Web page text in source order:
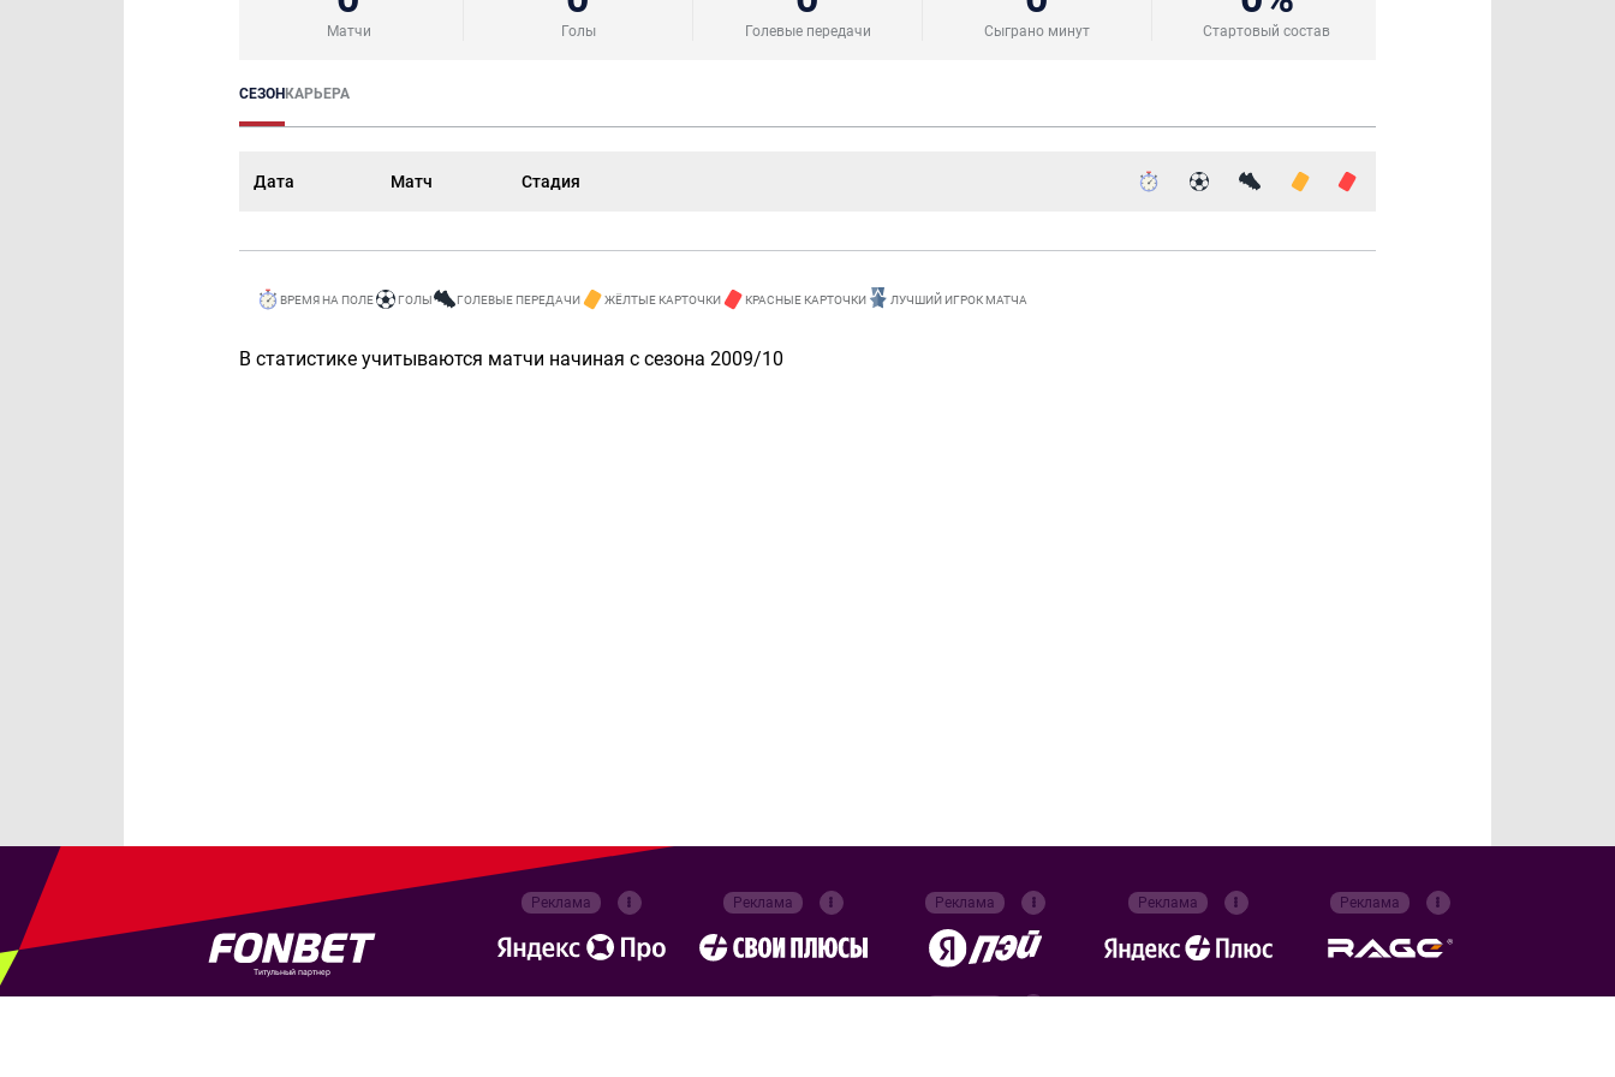
Матчи Голы Голевые передачи Сыграно минут Стартовый состав
СЕЗОНКАРЬЕРА
Дата Матч Стадия
ВРЕМЯ НА ПОЛЕ ГОЛЫ ГОЛЕВЫЕ ПЕРЕДАЧИ ЖЁЛТЫЕ КАРТОЧКИ КРАСНЫЕ КАРТОЧКИ ЛУЧШИЙ ИГРОК МАТЧА
В статистике учитываются матчи начиная с сезона 2009/10
Титульный партнер
Реклама Реклама Реклама Реклама Реклама